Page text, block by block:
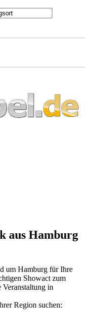
aus Hamburg
um Hamburg für Ihre
Showact zum
in
Region suchen: